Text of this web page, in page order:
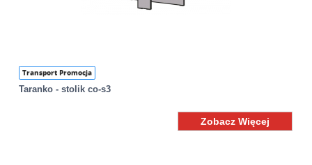
Transport Promocja
Taranko - stolik co-s3
Zobacz Więcej